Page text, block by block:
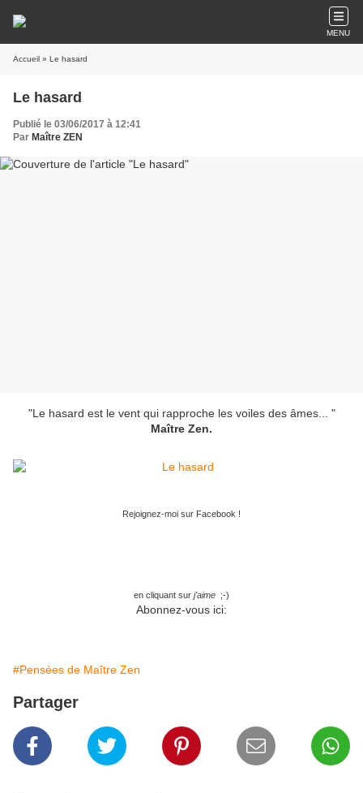
MENU
Accueil » Le hasard
Le hasard
Publié le 03/06/2017 à 12:41
Par Maître ZEN
"Le hasard est le vent qui rapproche les voiles des âmes... "
Maître Zen.
Rejoignez-moi sur Facebook !
en cliquant sur j'aime ;-)
Abonnez-vous ici:
#Pensées de Maître Zen
Partager